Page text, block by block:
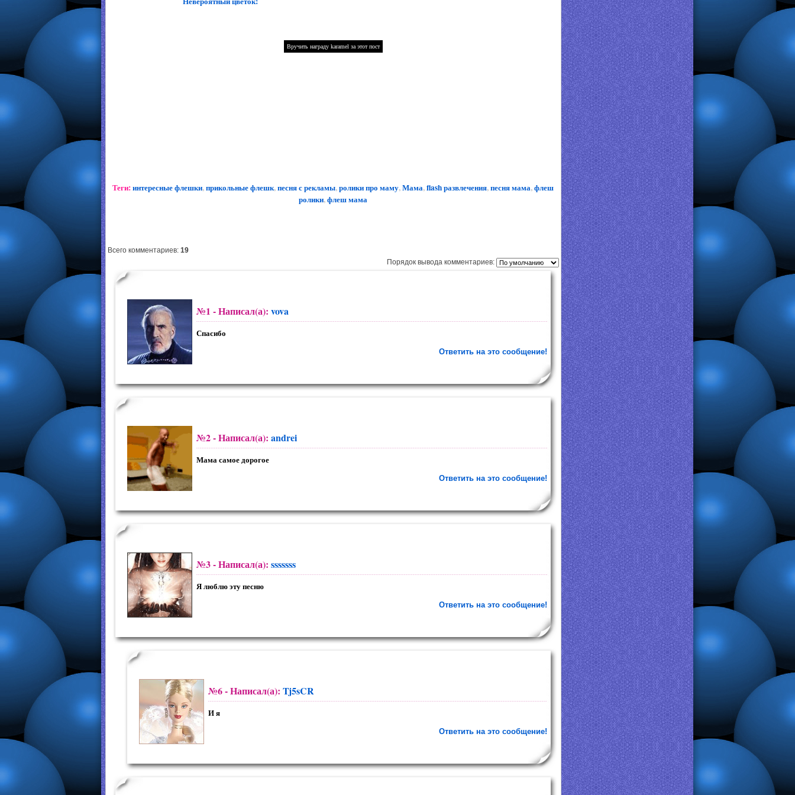
Теги:интересные флешки,прикольные флешк,песня с рекламы,ролики про маму,Мама,flash развлечения,песня мама,флеш
ролики,флеш мама
Всего комментариев: 19
Порядок вывода комментариев:
№1 - Написал(а): vova
Спасибо
Ответить на это сообщение!
№2- Написал(а): andrei
Мама самое дорогое
Ответить на это сообщение!
№3- Написал(а): sssssss
Я люблю эту песню
Ответить на это сообщение!
№6- Написал(а): Tj5sCR
И я
Ответить на это сообщение!